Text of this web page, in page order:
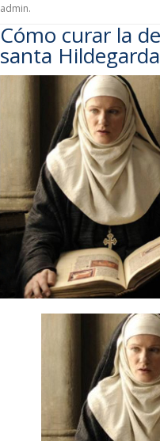
admin.
Cómo curar la
santa Hildegarda